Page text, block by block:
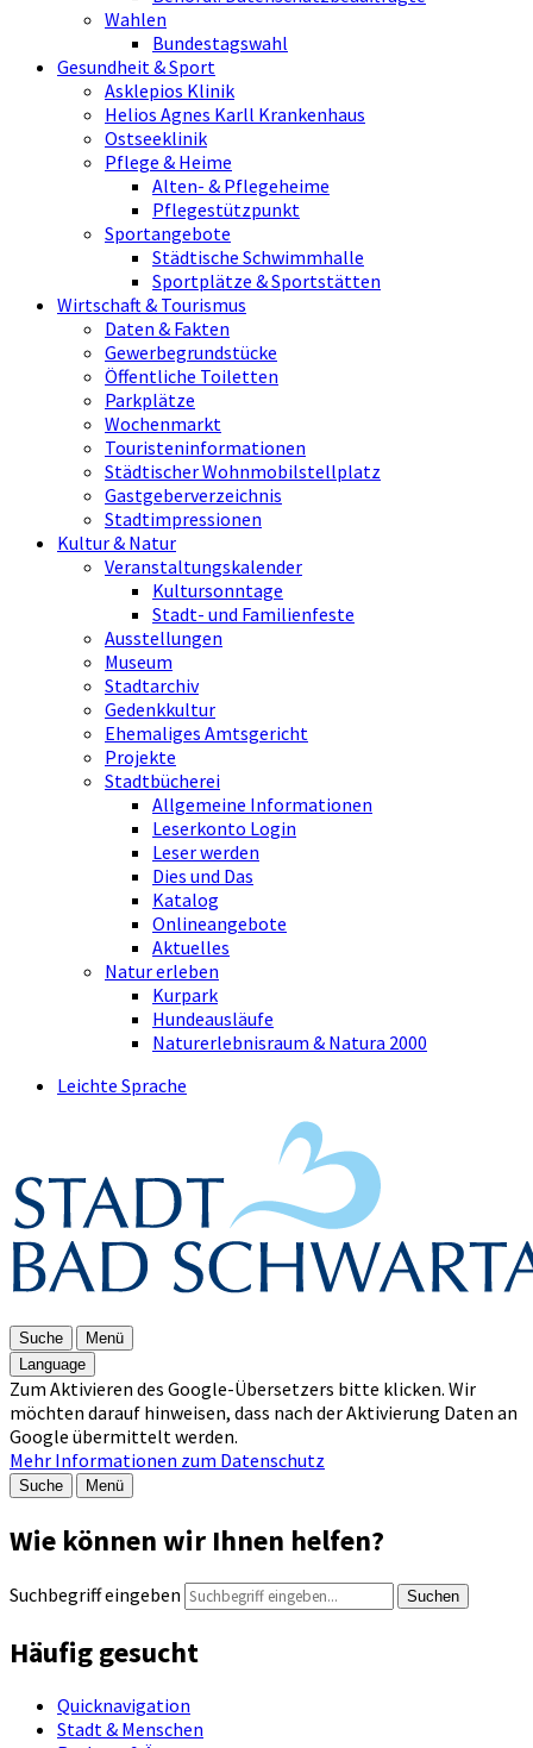
Wahlen
Bundestagswahl
Gesundheit & Sport
Asklepios Klinik
Helios Agnes Karll Krankenhaus
Ostseeklinik
Pflege & Heime
Alten- & Pflegeheime
Pflegestützpunkt
Sportangebote
Städtische Schwimmhalle
Sportplätze & Sportstätten
Wirtschaft & Tourismus
Daten & Fakten
Gewerbegrundstücke
Öffentliche Toiletten
Parkplätze
Wochenmarkt
Touristeninformationen
Städtischer Wohnmobilstellplatz
Gastgeberverzeichnis
Stadtimpressionen
Kultur & Natur
Veranstaltungskalender
Kultursonntage
Stadt- und Familienfeste
Ausstellungen
Museum
Stadtarchiv
Gedenkkultur
Ehemaliges Amtsgericht
Projekte
Stadtbücherei
Allgemeine Informationen
Leserkonto Login
Leser werden
Dies und Das
Katalog
Onlineangebote
Aktuelles
Natur erleben
Kurpark
Hundeausläufe
Naturerlebnisraum & Natura 2000
Leichte Sprache
Suche
Menü
Language
Zum Aktivieren des Google-Übersetzers bitte klicken. Wir
möchten darauf hinweisen, dass nach der Aktivierung Daten an
Google übermittelt werden.
Mehr Informationen zum Datenschutz
Suche Menü
Wie können wir Ihnen helfen?
Suchbegriff eingeben Suchen
Häufig gesucht
Quicknavigation
Stadt & Menschen